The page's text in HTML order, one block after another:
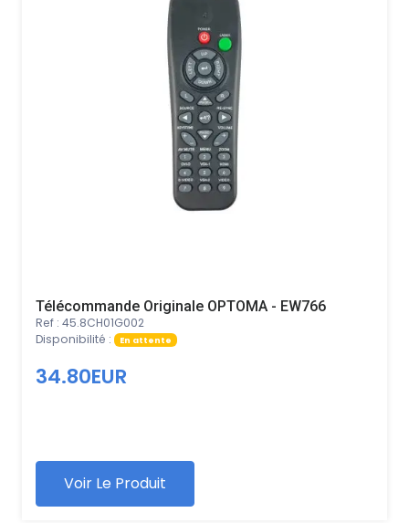
Télécommande Originale OPTOMA - EW766
Ref : 45.8CH01G002
Disponibilité :
En attente
34.80EUR
Voir Le Produit